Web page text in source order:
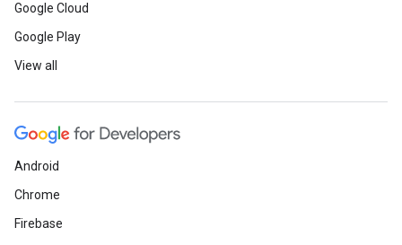
Google Cloud
Google Play
View all
Android
Chrome
Firebase